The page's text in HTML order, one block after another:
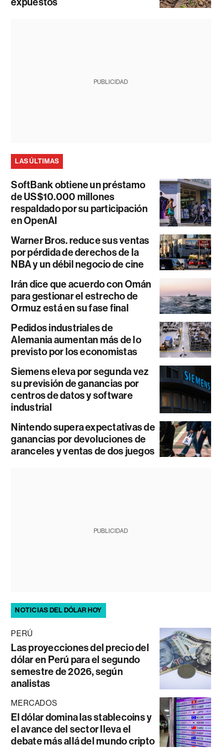
PUBLICIDAD
LAS ÚLTIMAS
SoftBank obtiene un préstamo
de US$10.000 millones
respaldado por su participación
en OpenAI
Warner Bros. reduce sus ventas
por pérdida de derechos de la
NBA y un débil negocio de cine
Irán dice que acuerdo con Omán
para gestionar el estrecho de
Ormuz está en su fase final
Pedidos industriales de
Alemania aumentan más de lo
previsto por los economistas
Siemens eleva por segunda vez
su previsión de ganancias por
centros de datos y software
industrial
Nintendo supera expectativas de
ganancias por devoluciones de
aranceles y ventas de dos juegos
PUBLICIDAD
NOTICIAS DEL DÓLAR HOY
PERÚ
Las proyecciones del precio del
dólar en Perú para el segundo
semestre de 2026, según
analistas
MERCADOS
El dólar domina las stablecoins y
el avance del sector lleva el
debate más allá del mundo cripto